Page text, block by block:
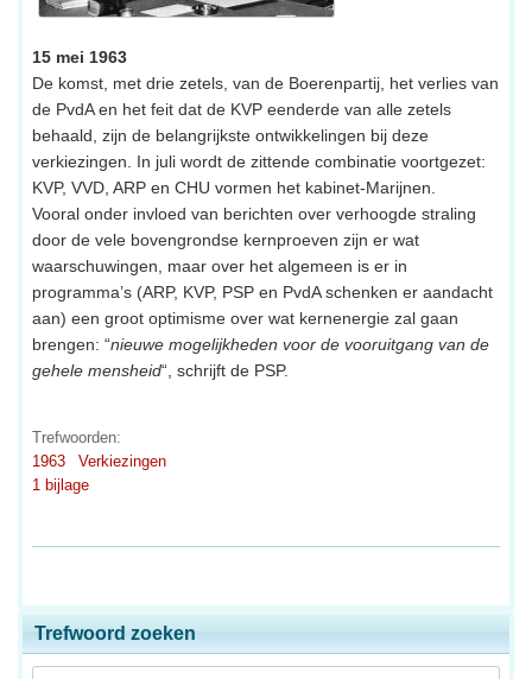
15 mei 1963
De komst, met drie zetels, van de Boerenpartij, het verlies van
de PvdA en het feit dat de KVP eenderde van alle zetels
behaald, zijn de belangrijkste ontwikkelingen bij deze
verkiezingen. In juli wordt de zittende combinatie voortgezet:
KVP, VVD, ARP en CHU vormen het kabinet-Marijnen.
Vooral onder invloed van berichten over verhoogde straling
door de vele bovengrondse kernproeven zijn er wat
waarschuwingen, maar over het algemeen is er in
programma’s (ARP, KVP, PSP en PvdA schenken er aandacht
aan) een groot optimisme over wat kernenergie zal gaan
brengen: “nieuwe mogelijkheden voor de vooruitgang van de
gehele mensheid“, schrijft de PSP.
Trefwoorden:
1963
Verkiezingen
1 bijlage
Trefwoord zoeken